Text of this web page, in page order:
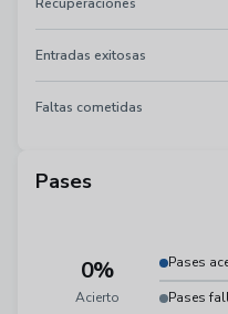
Entradas exitosas
Faltas cometidas
Pases
0%
Acierto
Pases
Pases